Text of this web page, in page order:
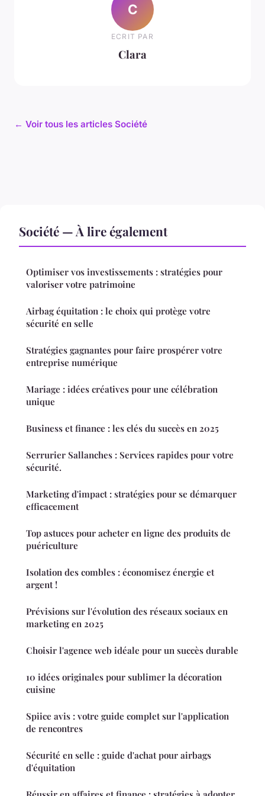
C
ECRIT PAR
Clara
← Voir tous les articles Société
Société — À lire également
Optimiser vos investissements : stratégies pour
valoriser votre patrimoine
Airbag équitation : le choix qui protège votre
sécurité en selle
Stratégies gagnantes pour faire prospérer votre
entreprise numérique
Mariage : idées créatives pour une célébration
unique
Business et finance : les clés du succès en 2025
Serrurier Sallanches : Services rapides pour votre
sécurité.
Marketing d'impact : stratégies pour se démarquer
efficacement
Top astuces pour acheter en ligne des produits de
puériculture
Isolation des combles : économisez énergie et
argent !
Prévisions sur l'évolution des réseaux sociaux en
marketing en 2025
Choisir l'agence web idéale pour un succès durable
10 idées originales pour sublimer la décoration
cuisine
Spiice avis : votre guide complet sur l'application
de rencontres
Sécurité en selle : guide d'achat pour airbags
d'équitation